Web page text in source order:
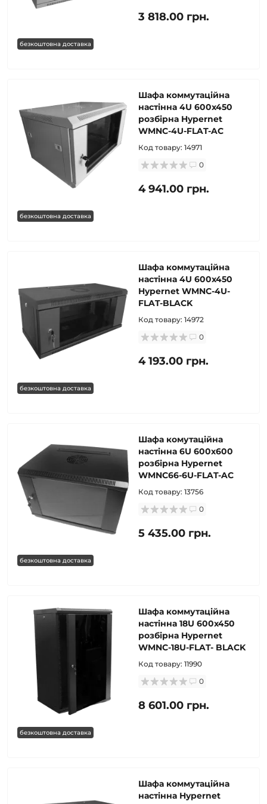
безкоштовна доставка
3 818.00 грн.
безкоштовна доставка
Шафа коммутаційна
настінна 4U 600x450
розбірна Hypernet
WMNC-4U-FLAT-AC
Код товару: 14971
0
4 941.00 грн.
безкоштовна доставка
Шафа коммутаційна
настінна 4U 600x450
Hypernet WMNC-4U-
FLAT-BLACK
Код товару: 14972
0
4 193.00 грн.
безкоштовна доставка
Шафа комутаційна
настінна 6U 600x600
розбірна Hypernet
WMNC66-6U-FLAT-AC
Код товару: 13756
0
5 435.00 грн.
безкоштовна доставка
Шафа коммутаційна
настінна 18U 600x450
розбірна Hypernet
WMNC-18U-FLAT- BLACK
Код товару: 11990
0
8 601.00 грн.
Шафа коммутаційна
настінна Hypernet